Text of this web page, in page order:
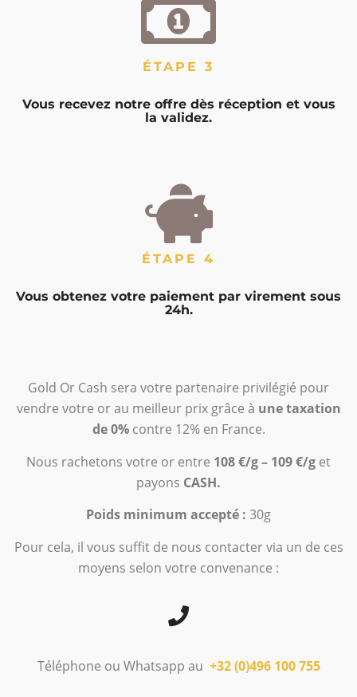
ÉTAPE 3
Vous recevez notre offre dès réception et vous
la validez.
ÉTAPE 4
Vous obtenez votre paiement par virement sous
24h.
Gold Or Cash sera votre partenaire privilégié pour
vendre votre or au meilleur prix grâce à une taxation
de 0%contre 12% en France.
Nous rachetons votre or entre 108 €/g – 109 €/g et
payons CASH.
Poids minimum accepté : 30g
Pour cela, il vous suffit de nous contacter via un de ces
moyens selon votre convenance :
Téléphone ou Whatsapp au +32 (0)496 100 755